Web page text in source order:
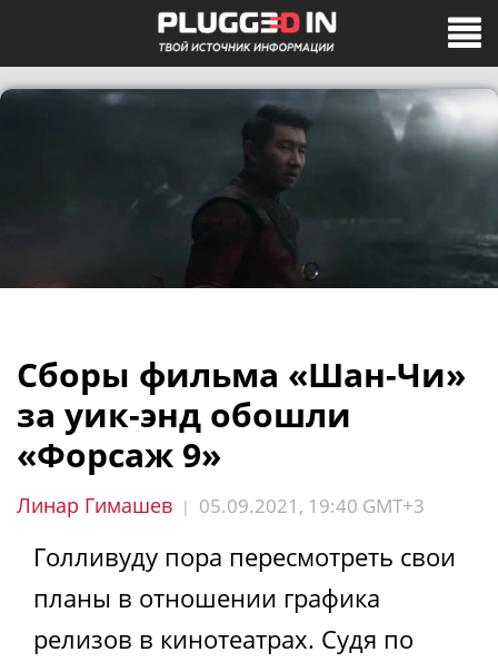
Сборы фильма «Шан-Чи»
за уик-энд обошли
«Форсаж 9»
Линар Гимашев | 05.09.2021, 19:40 GMT+3
Голливуду пора пересмотреть свои
планы в отношении графика
релизов в кинотеатрах. Судя по